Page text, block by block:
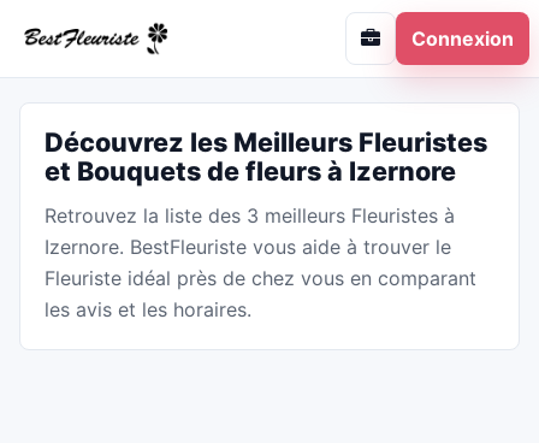
Connexion
Découvrez les Meilleurs Fleuristes
et Bouquets de fleurs à Izernore
Retrouvez la liste des 3 meilleurs Fleuristes à
Izernore. BestFleuriste vous aide à trouver le
Fleuriste idéal près de chez vous en comparant
les avis et les horaires.